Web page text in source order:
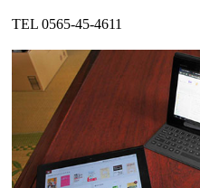
TEL 0565-45-4611